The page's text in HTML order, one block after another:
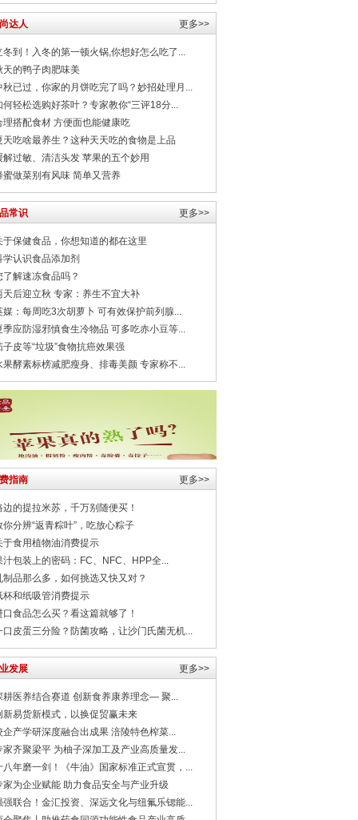
达人 更多>>
冬到！入冬的第一顿火锅,你想好怎么吃了...
天的鸭子肉肥味美
秋已过，你家的月饼吃完了吗？妙招处理月...
何轻松选购好茶叶？专家教你“三评18分...
理搭配食材 方便面也能健康吃
天吃啥最养生？这种天天吃的食物是上品
解过敏、清洁头发 苹果的五个妙用
蜜做菜别有风味 简单又营养
常识 更多>>
于保健食品，你想知道的都在这里
学认识食品添加剂
了解速冻食品吗？
天后迎立秋 专家：养生不宜大补
媒：每周吃3次胡萝卜 可有效保护前列腺...
季应防湿邪慎食生冷物品 可多吃赤小豆等...
子皮等“垃圾”食物抗癌效果强
果酵素标榜减肥瘦身、排毒美颜 专家称不...
指南 更多>>
边的提拉米苏，千万别随便买！
你分辨“返青粽叶”，吃放心粽子
于食用植物油消费提示
汁包装上的密码：FC、NFC、HPP全...
制品那么多，如何挑选又快又对？
杯和纸吸管消费提示
口食品怎么买？看这篇就够了！
口皮蛋三分险？防菌攻略，让沙门氏菌无机...
发展 更多>>
耕医养结合赛道 创新食养康养理念— 聚...
新易货新模式，以换促贸赢未来
企产学研深度融合出成果 涪陵特色榨菜...
家齐聚梁平 为柚子深加工及产业高质量发...
八年磨一剑！《牛油》国家标准正式宣贯，...
家为企业赋能 助力食品安全与产业升级
强联合！金汇投资、深远文化与纽氟乐锶能...